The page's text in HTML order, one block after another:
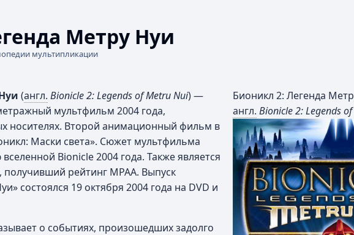
Метру Нуи
мультипликации
Бионикл 2: Легенда
англ. Bionicle 2: Legends
(англ. Bionicle 2: Legends of Metru Nui) —
мультфильм 2004 года,
носителях. Второй анимационный фильм в
Маски света». Сюжет мультфильма
Bionicle 2004 года. Также является
рейтинг MPAA. Выпуск
состоялся 19 октября 2004 года на DVD и
о событиях, произошедших задолго